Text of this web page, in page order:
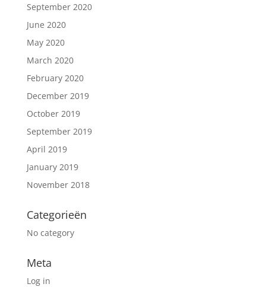
September 2020
June 2020
May 2020
March 2020
February 2020
December 2019
October 2019
September 2019
April 2019
January 2019
November 2018
Categorieën
No category
Meta
Log in